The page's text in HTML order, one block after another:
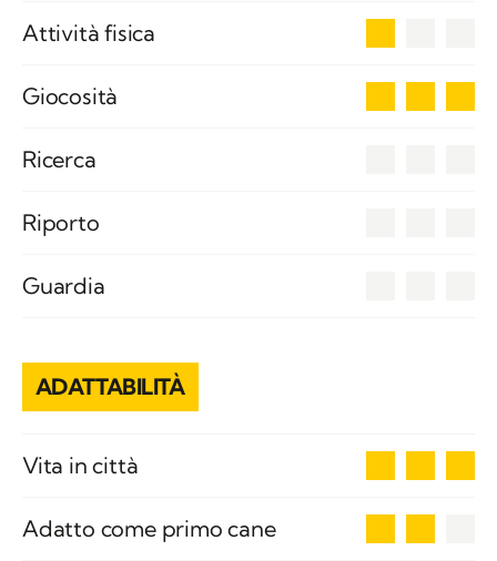
Attività fisica
Giocosità
Ricerca
Riporto
Guardia
ADATTABILITÀ
Vita in città
Adatto come primo cane